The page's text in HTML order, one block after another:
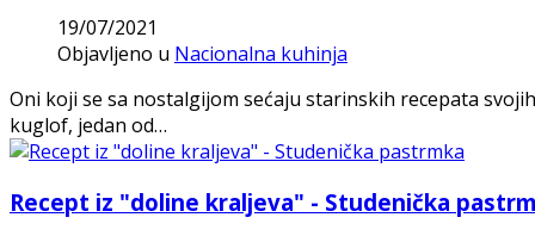
19/07/2021
Objavljeno u Nacionalna kuhinja
Oni koji se sa nostalgijom sećaju starinskih recepata
kuglof, jedan od…
Recept iz "doline kraljeva" - Studenička